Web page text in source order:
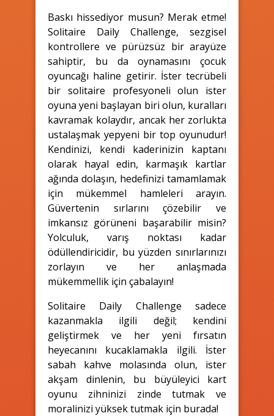
Baskı hissediyor musun? Merak etme!
Solitaire Daily Challenge, sezgisel
kontrollere ve pürüzsüz bir arayüze
sahiptir, bu da oynamasını çocuk
oyuncağı haline getirir. İster tecrübeli
bir solitaire profesyoneli olun ister
oyuna yeni başlayan biri olun, kuralları
kavramak kolaydır, ancak her zorlukta
ustalaşmak yepyeni bir top oyunudur!
Kendinizi, kendi kaderinizin kaptanı
olarak hayal edin, karmaşık kartlar
ağında dolaşın, hedefinizi tamamlamak
için mükemmel hamleleri arayın.
Güvertenin sırlarını çözebilir ve
imkansız görüneni başarabilir misin?
Yolculuk, varış noktası kadar
ödüllendiricidir, bu yüzden sınırlarınızı
zorlayın ve her anlaşmada
mükemmellik için çabalayın!
Solitaire Daily Challenge sadece
kazanmakla ilgili değil; kendini
geliştirmek ve her yeni fırsatın
heyecanını kucaklamakla ilgili. İster
sabah kahve molasında olun, ister
akşam dinlenin, bu büyüleyici kart
oyunu zihninizi zinde tutmak ve
moralinizi yüksek tutmak için burada!